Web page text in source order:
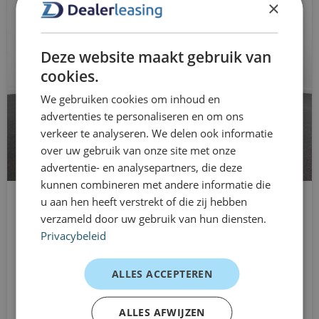
• Praktische bagageruimte voor dagelijks gebruik
• Representatieve uitstraling voor zakelijke ritten
Dealerleasing is de ideale oplossing wanneer je tijdelijk
een compacte en veelzijdige auto nodig hebt —
bijvoorbeeld bij projectwerk, vervangend vervoer of een
periode met wisselende mobiliteitsbehoeften. Je zit
nergens lang aan vast en kunt je lease eenvoudig
aanpassen wanneer je situatie verandert.
Bij Dealerleasing rijd je direct uit voorraad en profiteer je
van flexibele contracten die tussentijds aanpasbaar zijn.
Dit maakt Dealerleasing
aantrekkelijk voor jou
hoofd airbag(s) achter
hoofd airbag(s) voor
koplampen adaptief
LED dagrijverlichting
Navigatie
Parkeersensoren Achter
passagiersairbag
Privacy Glass
RDW-leges
Toyota Yaris Cross
/mnd excl. btw
×
Deze website maakt gebruik van
cookies.
We gebruiken cookies om inhoud en
advertenties te personaliseren en om ons
verkeer te analyseren. We delen ook informatie
over uw gebruik van onze site met onze
advertentie- en analysepartners, die deze
kunnen combineren met andere informatie die
u aan hen heeft verstrekt of die zij hebben
verzameld door uw gebruik van hun diensten.
Privacybeleid
ALLES ACCEPTEREN
ALLES AFWIJZEN